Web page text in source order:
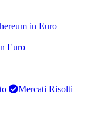
in Euro
Euro
Mercati Risolti